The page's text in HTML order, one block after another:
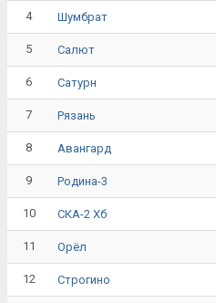
4 Шумбрат
5 Салют
6 Сатурн
7 Рязань
8 Авангард
9 Родина-3
10 СКА-2 Хб
11 Орёл
12 Строгино